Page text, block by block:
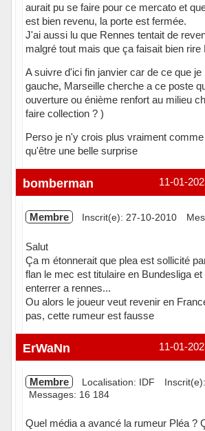
aurait pu se faire pour ce mercato et
est bien revenu, la porte est fermée.
J'ai aussi lu que Rennes tentait de
malgré tout mais que ça faisait bien rire
A suivre d'ici fin janvier car de ce que je
gauche, Marseille cherche a ce poste
ouverture ou énième renfort au milieu
faire collection ? )
Perso je n'y crois plus vraiment
qu'être une belle surprise
Hors ligne 11-01-
bomberman
Membre Inscrit(e): 27-10-2010
Salut
Ça m étonnerait que plea est sollicité
flan le mec est titulaire en Bundesliga et
enterrer a rennes...
Ou alors le joueur veut revenir en
pas, cette rumeur est fausse
Hors ligne 11-01-
ErWaNn
Membre Localisation: IDF
Messages: 16 184
Quel média a avancé la rumeur Pléa ?